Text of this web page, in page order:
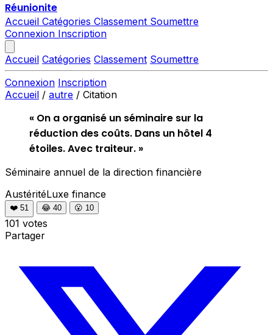
Réunionite
Accueil Catégories Classement Soumettre
Connexion Inscription
Accueil Catégories Classement Soumettre
Connexion Inscription
Accueil / autre / Citation
« On a organisé un séminaire sur la
réduction des coûts. Dans un hôtel 4
étoiles. Avec traiteur. »
Séminaire annuel de la direction financière
AustéritéLuxe finance
❤️ 51 😂 40 😮 10
101 votes
Partager